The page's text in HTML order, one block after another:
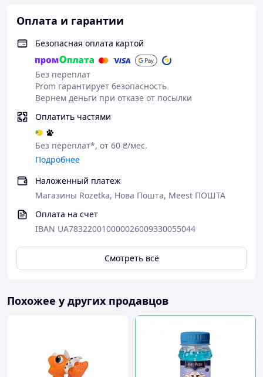
Оплата и гарантии
Безопасная оплата картой
Без переплат
Prom гарантирует безопасность
Вернем деньги при отказе от посылки
Оплатить частями
Без переплат*, от 60 ₴/мес.
Подробнее
Наложенный платеж
Магазины Rozetka, Нова Пошта, Meest ПОШТА
Оплата на счет
IBAN UA783220010000026009330055044
Смотреть всё
Похожее у других продавцов